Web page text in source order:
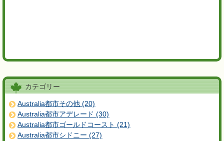
カテゴリー
Australia都市その他 (20)
Australia都市アデレード (30)
Australia都市ゴールドコースト (21)
Australia都市シドニー (27)